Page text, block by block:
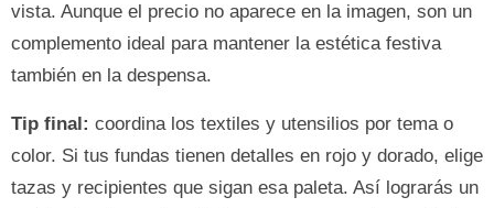
vista. Aunque el precio no aparece en la imagen, son un
complemento ideal para mantener la estética festiva
también en la despensa.
Tip final: coordina los textiles y utensilios por tema o
color. Si tus fundas tienen detalles en rojo y dorado, elige
tazas y recipientes que sigan esa paleta. Así lograrás un